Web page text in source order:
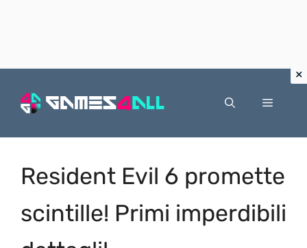
Menu
Resident Evil 6 promette
scintille! Primi imperdibili